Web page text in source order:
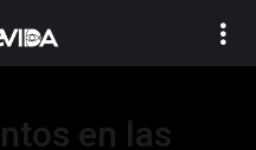
en las